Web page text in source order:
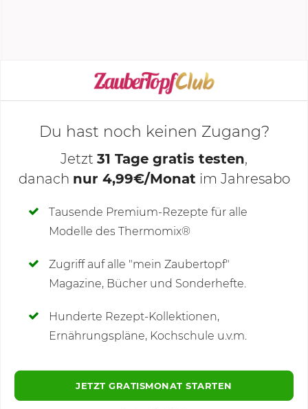
KOCHMODUS STARTEN
Deine Notizen
Du hast noch keinen Zugang?
Jetzt 31 Tage gratis testen,
danach nur 4,99€/Monat im Jahresabo
Tausende Premium-Rezepte für alle
Modelle des Thermomix®
Zugriff auf alle "mein Zaubertopf"
Magazine, Bücher und Sonderhefte.
Hunderte Rezept-Kollektionen,
Ernährungspläne, Kochschule u.v.m.
JETZT GRATISMONAT STARTEN
Kommentare(1)